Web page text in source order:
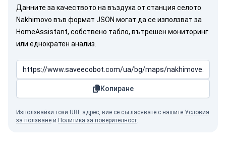
Данните за качеството на въздуха от станция селото
Nakhimovo във формат JSON могат да се използват за
HomeAssistant, собствено табло, вътрешен мониторинг
или еднократен анализ.
Копиране
Използвайки този URL адрес, вие се съгласявате с нашите Условия
за ползване и Политика за поверителност.